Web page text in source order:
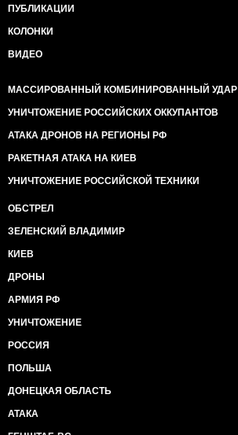
ПУБЛИКАЦИИ
КОЛОНКИ
ВИДЕО
МАССИРОВАННЫЙ КОМБИНИРОВАННЫЙ УДАР
УНИЧТОЖЕНИЕ РОССИЙСКИХ ОККУПАНТОВ
АТАКА ДРОНОВ НА РЕГИОНЫ РФ
РАКЕТНАЯ АТАКА НА КИЕВ
УНИЧТОЖЕНИЕ РОССИЙСКОЙ ТЕХНИКИ
ОБСТРЕЛ
ЗЕЛЕНСКИЙ ВЛАДИМИР
КИЕВ
ДРОНЫ
АРМИЯ РФ
УНИЧТОЖЕНИЕ
РОССИЯ
ПОЛЬША
ДОНЕЦКАЯ ОБЛАСТЬ
АТАКА